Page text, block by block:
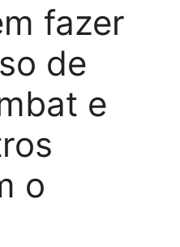
fazer
de
e
o